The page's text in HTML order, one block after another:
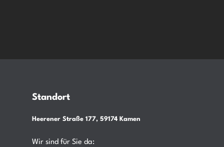
Standort
Heerener Straße 177, 59174 Kamen
Wir sind für Sie da: